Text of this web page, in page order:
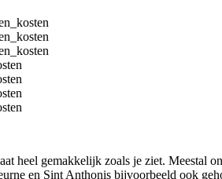
heel gemakkelijk zoals je ziet. Meestal
en Sint Anthonis bijvoorbeeld ook